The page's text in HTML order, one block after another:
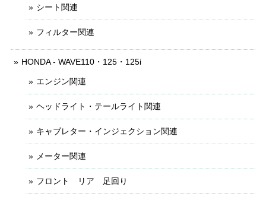
シート関連
フィルター関連
HONDA - WAVE110・125・125i
エンジン関連
ヘッドライト・テールライト関連
キャブレター・インジェクション関連
メーター関連
フロント リア 足回り